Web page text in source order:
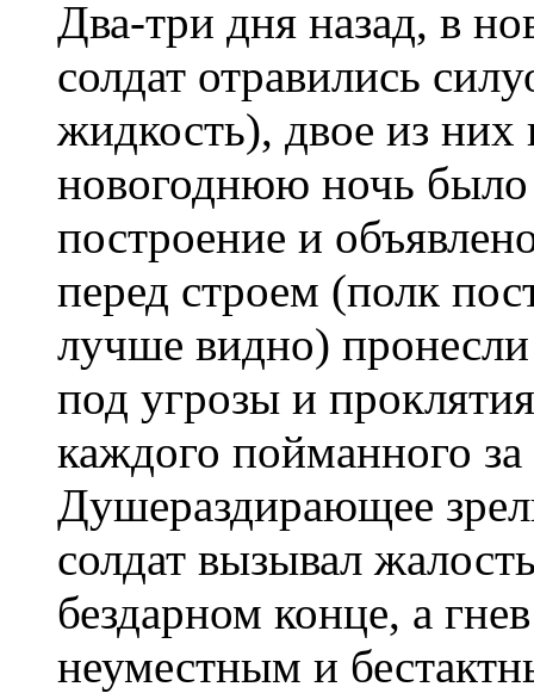
Два-три дня назад, в
солдат отравились
жидкость), двое из них
новогоднюю ночь было
построение и
перед строем (полк
лучше видно)
под угрозы и
каждого пойманного
Душераздирающее
солдат вызывал
бездарном конце, а
неуместным и